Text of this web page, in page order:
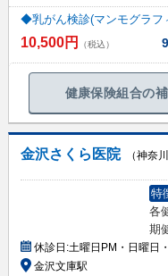
◆乳がん検診(マンモグラフ
10,500円 （税込）
健康保険組合の
金沢さくら医院
（神奈
特
各
期
休診日:土曜日PM・日曜日
金沢文庫駅